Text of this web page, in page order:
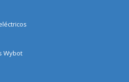
Wybot